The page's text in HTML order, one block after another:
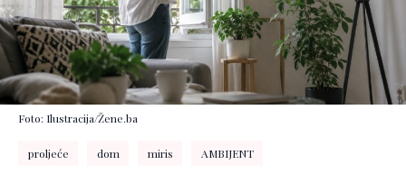
Foto: Ilustracija/Žene.ba
proljeće dom miris AMBIJENT